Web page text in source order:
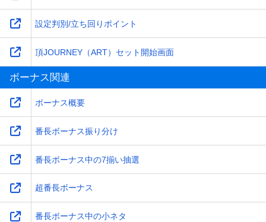
設定判別/立ち回りポイント
頂JOURNEY（ART）セット開始画面
ボーナス関連
ボーナス概要
番長ボーナス振り分け
番長ボーナス中の7揃い抽選
超番長ボーナス
番長ボーナス中の小ネタ